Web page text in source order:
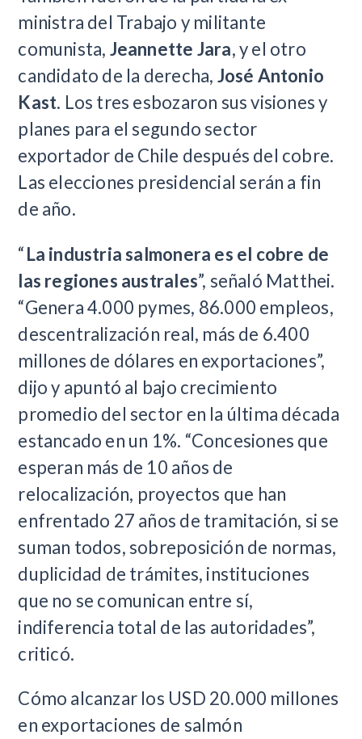
ministra del Trabajo y militante
comunista, Jeannette Jara, y el otro
candidato de la derecha, José Antonio
Kast. Los tres esbozaron sus visiones y
planes para el segundo sector
exportador de Chile después del cobre.
Las elecciones presidencial serán a fin
de año.
“La industria salmonera es el cobre de
las regiones australes”, señaló Matthei.
“Genera 4.000 pymes, 86.000 empleos,
descentralización real, más de 6.400
millones de dólares en exportaciones”,
dijo y apuntó al bajo crecimiento
promedio del sector en la última década
estancado en un 1%. “Concesiones que
esperan más de 10 años de
relocalización, proyectos que han
enfrentado 27 años de tramitación, si se
suman todos, sobreposición de normas,
duplicidad de trámites, instituciones
que no se comunican entre sí,
indiferencia total de las autoridades”,
criticó.
Cómo alcanzar los USD 20.000 millones
en exportaciones de salmón